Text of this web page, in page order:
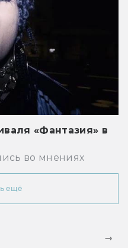
«Фантазия» в
во мнениях
ещё